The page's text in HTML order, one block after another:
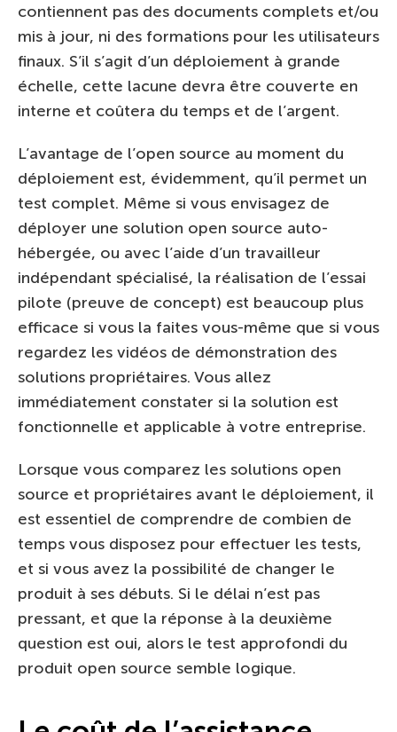
contiennent pas des documents complets et/ou
mis à jour, ni des formations pour les utilisateurs
finaux. S’il s’agit d’un déploiement à grande
échelle, cette lacune devra être couverte en
interne et coûtera du temps et de l’argent.
L’avantage de l’open source au moment du
déploiement est, évidemment, qu’il permet un
test complet. Même si vous envisagez de
déployer une solution open source auto-
hébergée, ou avec l’aide d’un travailleur
indépendant spécialisé, la réalisation de l’essai
pilote (preuve de concept) est beaucoup plus
efficace si vous la faites vous-même que si vous
regardez les vidéos de démonstration des
solutions propriétaires. Vous allez
immédiatement constater si la solution est
fonctionnelle et applicable à votre entreprise.
Lorsque vous comparez les solutions open
source et propriétaires avant le déploiement, il
est essentiel de comprendre de combien de
temps vous disposez pour effectuer les tests,
et si vous avez la possibilité de changer le
produit à ses débuts. Si le délai n’est pas
pressant, et que la réponse à la deuxième
question est oui, alors le test approfondi du
produit open source semble logique.